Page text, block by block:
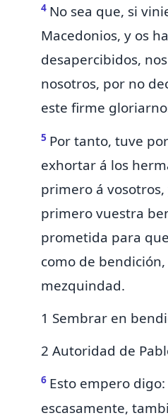
4 No sea que, si
Macedonios, y os
desapercibidos,
nosotros, por no
este firme
5 Por tanto, tuve
exhortar á los
primero á
primero vuestra
prometida para
como de
mezquindad.
1 Sembrar en
2 Autoridad de
6 Esto empero digo:
escasamente,